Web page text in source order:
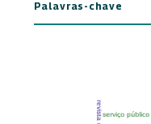
Palavras-chave